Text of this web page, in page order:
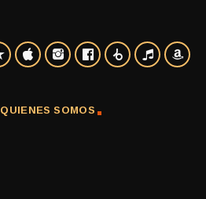
QUIENES SOMOS